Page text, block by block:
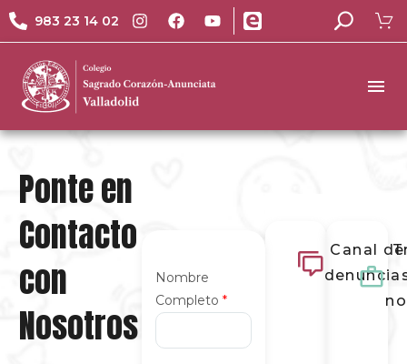
983 23 14 02
Ponte en
Contacto
con
Nosotros
Nombre
Completo*
Canal de